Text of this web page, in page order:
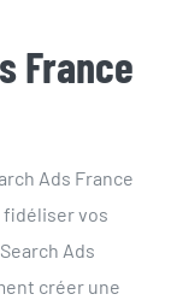
France
Ads France
vos
Ads
créer une